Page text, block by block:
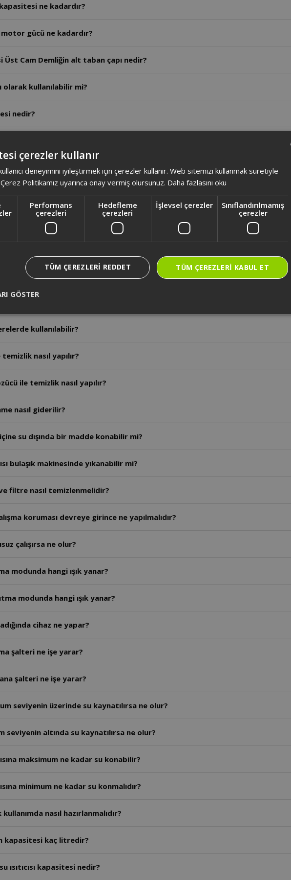
ne kadardır?
gücü ne kadardır?
Üst Cam Demliğin alt taban çapı nedir?
olarak kullanılabilir mi?
nedir?
- Arzum Dreamtea Çay Makinesi birbirine benziyor arasındaki fark nedir?
nelerdir?
ışıklar hangi renk yanar?
nereye başvurulmalıdır?
ömrü kaç yıldır?
süresi ne kadardır?
kullanılabilir?
nasıl yapılır?
ile temizlik nasıl yapılır?
nasıl giderilir?
su dışında bir madde konabilir mi?
bulaşık makinesinde yıkanabilir mi?
filtre nasıl temizlenmelidir?
koruması devreye girince ne yapılmalıdır?
çalışırsa ne olur?
modunda hangi ışık yanar?
modunda hangi ışık yanar?
cihaz ne yapar?
şalteri ne işe yarar?
şalteri ne işe yarar?
seviyenin üzerinde su kaynatılırsa ne olur?
seviyenin altında su kaynatılırsa ne olur?
maksimum ne kadar su konabilir?
minimum ne kadar su konmalıdır?
nasıl hazırlanmalıdır?
kapasitesi kaç litredir?
ısıtıcısı kapasitesi nedir?
TURKISH
çerezler kullanır
deneyimini iyileştirmek için çerezler kullanır. Web sitemizi kullanmak suretiyle
Politikamız uyarınca onay vermiş olursunuz. Daha fazlasını oku
Performans
çerezleri
Hedefleme
çerezleri
İşlevsel çerezler
Sınıflandırılmamış
çerezler
TÜM ÇEREZLERI KABUL ET
TÜM ÇEREZLERI REDDET
GÖSTER